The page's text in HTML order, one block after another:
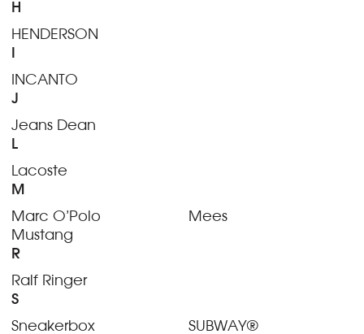
H
HENDERSON
INCANTO
J
Jeans Dean
L
Lacoste
M
Marc O’Polo
Mees
Mustang
R
Ralf Ringer
S
Sneakerbox
SUBWAY®